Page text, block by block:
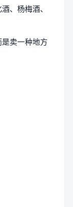
、杨梅酒、
卖一种地方